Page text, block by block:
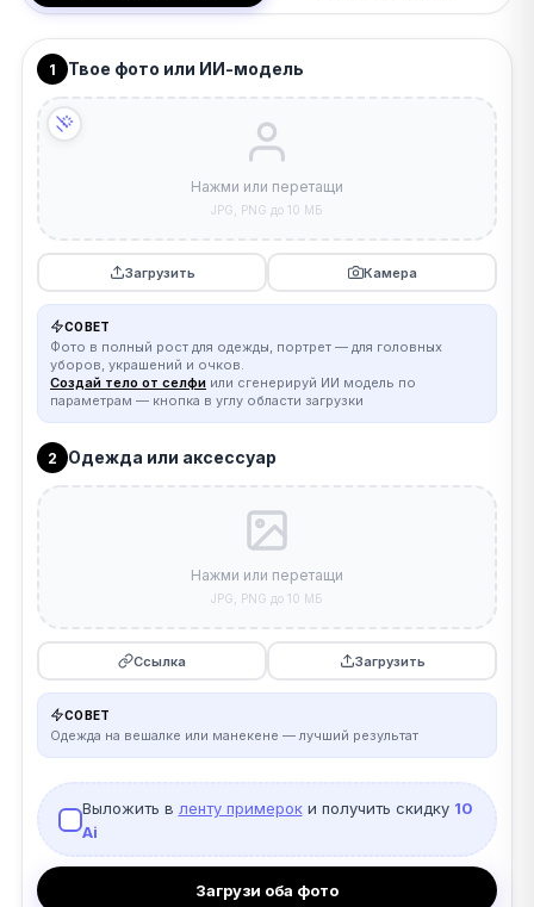
1 Твое фото или ИИ-модель
Нажми или перетащи
JPG, PNG до 10 МБ
Загрузить Камера
СОВЕТ
Фото в полный рост для одежды, портрет — для головных
уборов, украшений и очков.
Создай тело от селфи или сгенерируй ИИ модель по
параметрам — кнопка в углу области загрузки
2 Одежда или аксессуар
Нажми или перетащи
JPG, PNG до 10 МБ
Ссылка Загрузить
СОВЕТ
Одежда на вешалке или манекене — лучший результат
Выложить в ленту примероки получить скидку 10
Ai
Загрузи оба фото